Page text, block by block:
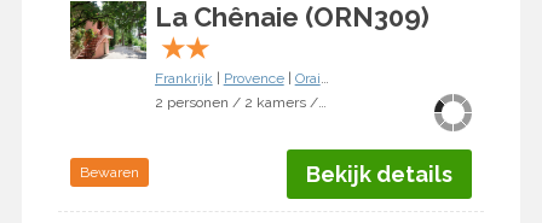
La Chênaie (ORN309)
★★
Frankrijk Provence| Oraison
2 personen / 2 kamers / 1 slaapkamer
Bewaren Bekijk details